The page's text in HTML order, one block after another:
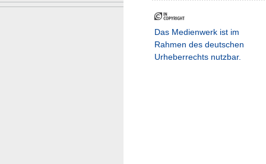
Das Medienwerk ist im
Rahmen des deutschen
Urheberrechts nutzbar.